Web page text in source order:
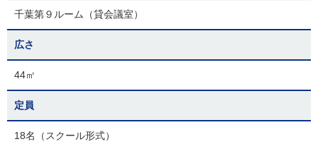
千葉第９ルーム（貸会議室）
広さ
44㎡
定員
18名（スクール形式）